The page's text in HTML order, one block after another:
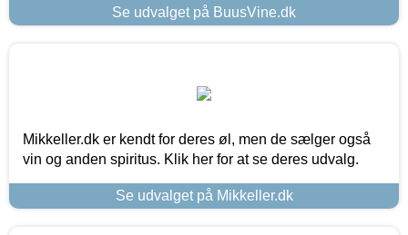
Se udvalget på BuusVine.dk
Mikkeller.dk er kendt for deres øl, men de sælger også
vin og anden spiritus. Klik her for at se deres udvalg.
Se udvalget på Mikkeller.dk